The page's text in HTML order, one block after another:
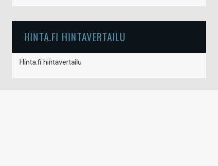
HINTA.FI HINTAVERTAILU
Hinta.fi hintavertailu